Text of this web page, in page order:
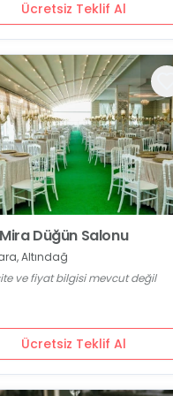
Ücretsiz Teklif Al
Düğün Salonu
Altındağ
ve fiyat bilgisi mevcut değil
Ücretsiz Teklif Al